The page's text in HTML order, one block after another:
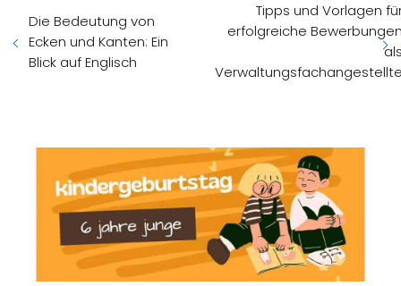
Die Bedeutung von
Ecken und Kanten: Ein
Blick auf Englisch
Tipps und Vorlagen
erfolgreiche